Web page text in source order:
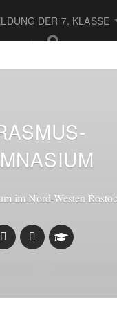
DER 7. KLASSE
im Nord-Westen